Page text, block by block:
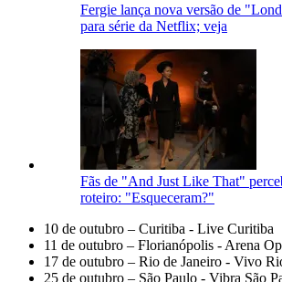
Fergie lança nova versão de
para série da Netflix; veja
Fãs de "And Just Like That"
roteiro: "Esqueceram?"
10 de outubro – Curitiba - Live Curitiba
11 de outubro – Florianópolis - Arena
17 de outubro – Rio de Janeiro - Vivo
25 de outubro – São Paulo - Vibra São